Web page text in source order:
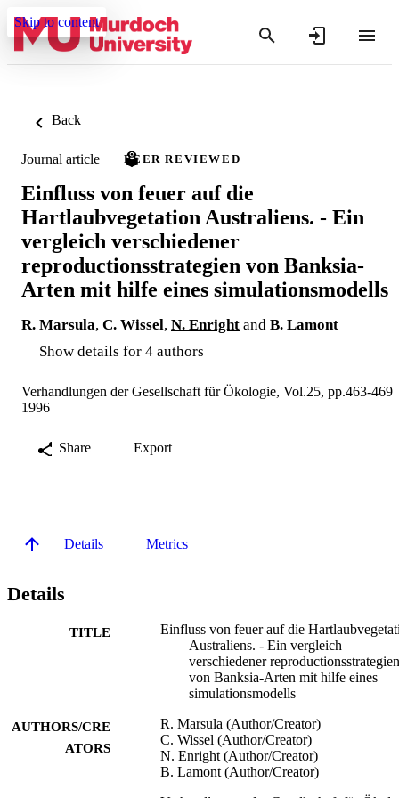
Skip to content
Back
Journal article PEER REVIEWED
Einfluss von feuer auf die
Hartlaubvegetation Australiens. - Ein
vergleich verschiedener
reproductionsstrategien von Banksia-
Arten mit hilfe eines simulationsmodells
R. Marsula, C. Wissel, N. Enright and B. Lamont
Show details for 4 authors
Verhandlungen der Gesellschaft für Ökologie, Vol.25, pp.463-469
1996
Share Export
Details Metrics
Details
TITLE
Einfluss von feuer auf die
Australiens. - Ein vergleich
verschiedener reproductionsstrategien
von Banksia-Arten mit hilfe eines
simulationsmodells
AUTHORS/CRE
ATORS
R. Marsula (Author/Creator)
C. Wissel (Author/Creator)
N. Enright (Author/Creator)
B. Lamont (Author/Creator)